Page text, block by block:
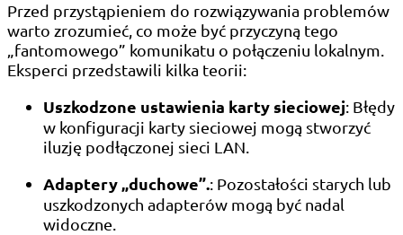
Przed przystąpieniem do rozwiązywania problemów
warto zrozumieć, co może być przyczyną tego
„fantomowego” komunikatu o połączeniu lokalnym.
Eksperci przedstawili kilka teorii:
Uszkodzone ustawienia karty sieciowej: Błędy
w konfiguracji karty sieciowej mogą stworzyć
iluzję podłączonej sieci LAN.
Adaptery „duchowe”.: Pozostałości starych lub
uszkodzonych adapterów mogą być nadal
widoczne.